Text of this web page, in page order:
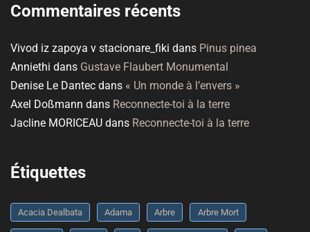
Commentaires récents
Vivod iz zapoya v stacionare_fiki dans Pinus pinea
Anniethi dans Gustave Flaubert Monumental
Denise Le Dantec dans « Un monde à l’envers »
Axel Doßmann dans Reconnecte-toi à la terre
Jacline MORICEAU dans Reconnecte-toi à la terre
Étiquettes
Acacia Dealbata Adama Arbre Arbre Mort